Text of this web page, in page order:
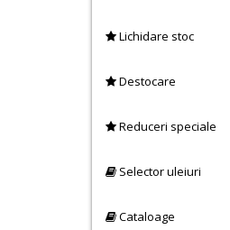
Lichidare stoc
Destocare
Reduceri speciale
Selector uleiuri
Cataloage